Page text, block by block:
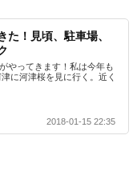
た！見頃、駐車場、
やってきます！私は今年も
に河津桜を見に行く。近く
2018-01-15 22:35